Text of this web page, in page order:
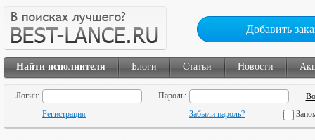
Добавить
Найти исполнителя Блоги Статьи Новости
Логин:
Пароль:
Регистрация
Забыли пароль?